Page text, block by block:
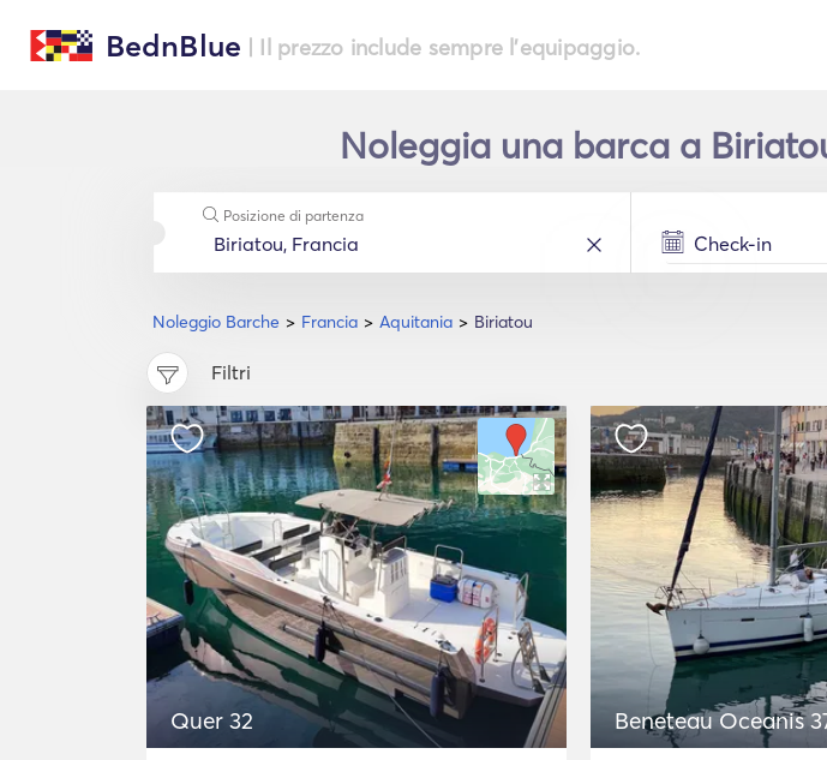
BednBlue | Il prezzo include sempre l'equipaggio.
Noleggia una barca a
Noleggio Barche Francia Aquitania Biriatou
Posizione di partenza
Filtri
Quer 32 Beneteau Oceanis